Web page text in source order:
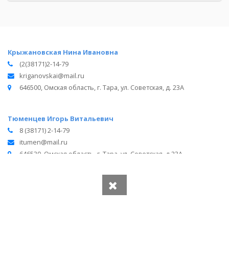
Крыжановская Нина Ивановна
(2(38171)2-14-79
kriganovskai@mail.ru
646500, Омская область, г. Тара, ул. Советская, д. 23А
Тюменцев Игорь Витальевич
8 (38171) 2-14-79
itumen@mail.ru
646530, Омская область, г. Тара, ул. Советская, д.23А